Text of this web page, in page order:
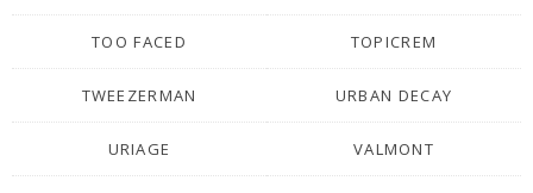
TOO FACED TOPICREM
TWEEZERMAN URBAN DECAY
URIAGE VALMONT